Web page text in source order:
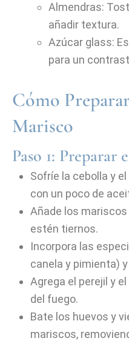
Almendras:
añadir textura.
Azúcar glass:
para un
Cómo
Marisco
Paso 1: Preparar
Sofríe la cebolla y
con un poco de
Añade los
estén tiernos.
Incorpora las
canela y pimienta)
Agrega el perejil y
del fuego.
Bate los huevos y
mariscos,